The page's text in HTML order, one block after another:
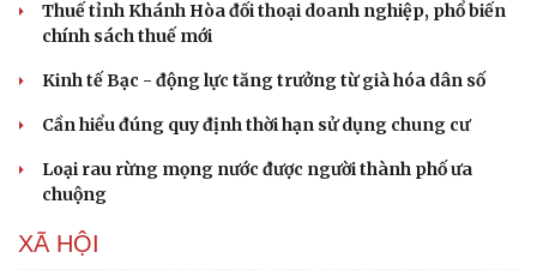
Thuế tỉnh Khánh Hòa đối thoại doanh nghiệp, phổ biến
chính sách thuế mới
Kinh tế Bạc - động lực tăng trưởng từ già hóa dân số
Cần hiểu đúng quy định thời hạn sử dụng chung cư
Loại rau rừng mọng nước được người thành phố ưa
chuộng
XÃ HỘI